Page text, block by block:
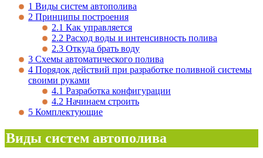
1 Виды систем автополива
2 Принципы построения
2.1 Как управляется
2.2 Расход воды и интенсивность полива
2.3 Откуда брать воду
3 Схемы автоматического полива
4 Порядок действий при разработке поливной системы
своими руками
4.1 Разработка конфигурации
4.2 Начинаем строить
5 Комплектующие
Виды систем автополива